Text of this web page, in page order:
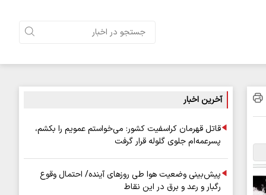
آخرین اخبار
قاتل قهرمان کراسفیت کشور: می‌خواستم عمویم را بکشم،
پسرعمه‌ام جلوی گلوله قرار گرفت
پیش‌بینی وضعیت هوا طی روزهای آینده/ احتمال وقوع
رگبار و رعد و برق در این نقاط